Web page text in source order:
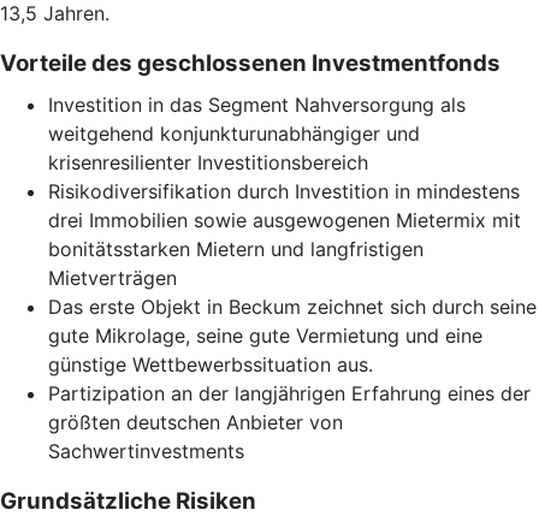
13,5 Jahren.
Vorteile des geschlossenen Investmentfonds
Investition in das Segment Nahversorgung als
weitgehend konjunkturunabhängiger und
krisenresilienter Investitionsbereich
Risikodiversifikation durch Investition in mindestens
drei Immobilien sowie ausgewogenen Mietermix mit
bonitätsstarken Mietern und langfristigen
Mietverträgen
Das erste Objekt in Beckum zeichnet sich durch seine
gute Mikrolage, seine gute Vermietung und eine
günstige Wettbewerbssituation aus.
Partizipation an der langjährigen Erfahrung eines der
größten deutschen Anbieter von
Sachwertinvestments
Grundsätzliche Risiken